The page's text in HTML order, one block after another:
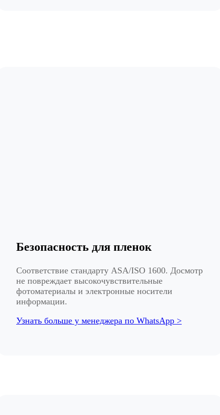
Безопасность для пленок
Соответствие стандарту ASA/ISO 1600. Досмотр
не повреждает высокочувствительные
фотоматериалы и электронные носители
информации.
Узнать больше у менеджера по WhatsApp >